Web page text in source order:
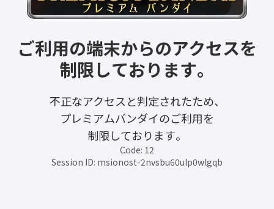
ご利用の端末からのアクセスを
制限しております。
不正なアクセスと判定されたため、
プレミアムバンダイのご利用を
制限しております。
Code: 12
Session ID: msionost-2nvsbu60ulp0wlgqb